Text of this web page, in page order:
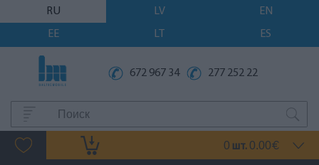
RU LV
EN
EE
LT ES
672 967 34 277 252 22
0 шт. 0.00€